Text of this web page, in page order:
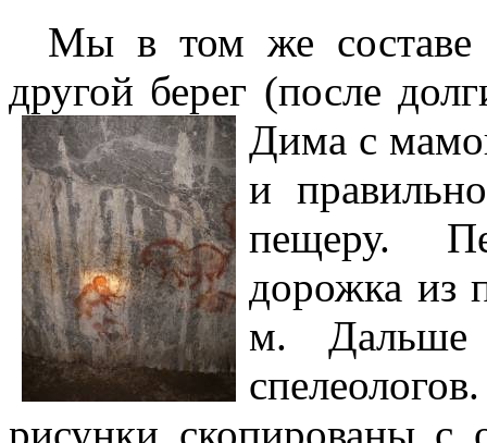
Мы в том же составе
другой берег (после
Дима с
и
пещеру.
дорожка из
м. Дальше
рисунки скопированы с